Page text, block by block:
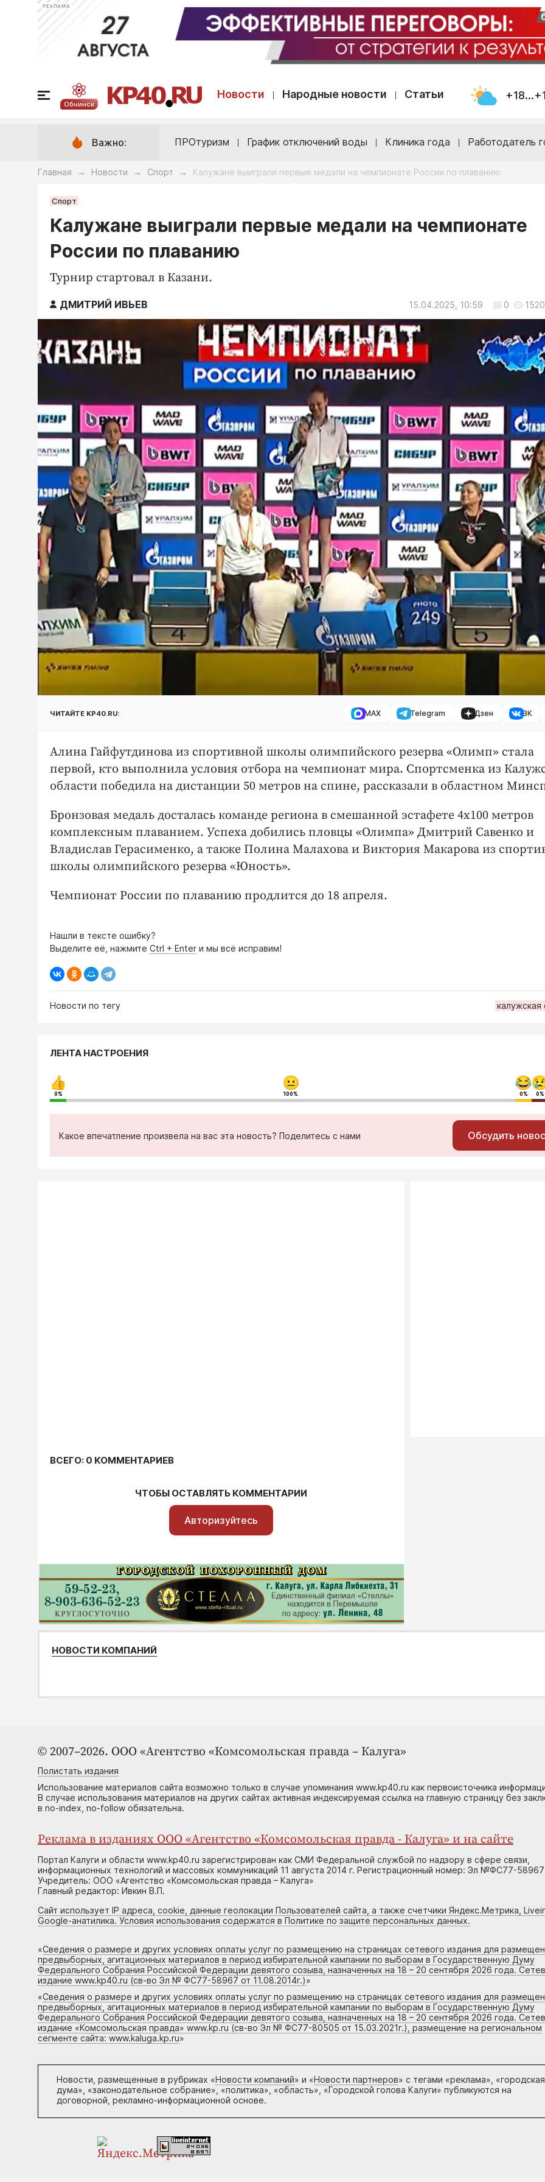
РЕКЛАМА
Обнинск
Новости Народные новости Статьи
Важно: ПРОтуризм График отключений воды Клиника года Работодатель
Главная → Новости → Спорт → Калужане выиграли первые медали на чемпионате России по плаванию
Спорт
Калужане выиграли первые медали на чемпионате
России по плаванию
Турнир стартовал в Казани.
ДМИТРИЙ ИВЬЕВ 15.04.2025, 10:59 0 1520
ЧИТАЙТЕ KP40.RU: MAX Telegram Дзен ВК
Алина Гайфутдинова из спортивной школы олимпийского резерва «Олимп» стала
первой, кто выполнила условия отбора на чемпионат мира. Спортсменка из
области победила на дистанции 50 метров на спине, рассказали в областном
Бронзовая медаль досталась команде региона в смешанной эстафете 4х100 метров
комплексным плаванием. Успеха добились пловцы «Олимпа» Дмитрий Савенко и
Владислав Герасименко, а также Полина Малахова и Виктория Макарова из
школы олимпийского резерва «Юность».
Чемпионат России по плаванию продлится до 18 апреля.
Нашли в тексте ошибку?
Выделите её, нажмите Ctrl + Enter и мы всё исправим!
Новости по тегу калужская
ЛЕНТА НАСТРОЕНИЯ
0% 100% 0% 0%
Какое впечатление произвела на вас эта новость? Поделитесь с нами Обсудить
ВСЕГО: 0 КОММЕНТАРИЕВ
ЧТОБЫ ОСТАВЛЯТЬ КОММЕНТАРИИ
Авторизуйтесь
НОВОСТИ КОМПАНИЙ
© 2007–2026. ООО «Агентство «Комсомольская правда – Калуга»
Полистать издания
Использование материалов сайта возможно только в случае упоминания www.kp40.ru как первоисточника
В случае использования материалов на других сайтах активная индексируемая ссылка на главную страницу без
в no-index, no-follow обязательна.
Реклама в изданиях ООО «Агентство «Комсомольская правда - Калуга» и на сайте
Портал Калуги и области www.kp40.ru зарегистрирован как СМИ Федеральной службой по надзору в сфере связи,
информационных технологий и массовых коммуникаций 11 августа 2014 г. Регистрационный номер: Эл №ФС77-58967
Учредитель: ООО «Агентство «Комсомольская правда – Калуга»
Главный редактор: Ивкин В.П.
Сайт использует IP адреса, cookie, данные геолокации Пользователей сайта, а также счетчики Яндекс.Метрика,
Google-анатилика. Условия использования содержатся в Политике по защите персональных данных.
«Сведения о размере и других условиях оплаты услуг по размещению на страницах сетевого издания для
предвыборных, агитационных материалов в период избирательной кампании по выборам в Государственную Думу
Федерального Собрания Российской Федерации девятого созыва, назначенных на 18 – 20 сентября 2026 года.
издание www.kp40.ru (св-во Эл № ФС77-58967 от 11.08.2014г.)»
«Сведения о размере и других условиях оплаты услуг по размещению на страницах сетевого издания для
предвыборных, агитационных материалов в период избирательной кампании по выборам в Государственную Думу
Федерального Собрания Российской Федерации девятого созыва, назначенных на 18 – 20 сентября 2026 года.
издание «Комсомольская правда» www.kp.ru (св-во Эл № ФС77-80505 от 15.03.2021г.), размещение на региональном
сегменте сайта: www.kaluga.kp.ru»
Новости, размещенные в рубриках «Новости компаний» и «Новости партнеров» с тегами «реклама», «городская
дума», «законодательное собрание», «политика», «область», «Городской голова Калуги» публикуются на
договорной, рекламно-информационной основе.